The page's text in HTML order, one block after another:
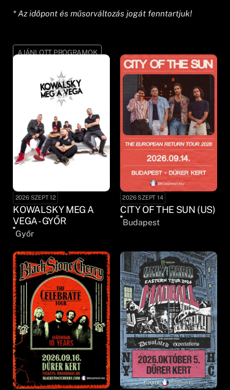
* Az időpont és műsorváltozás jogát fenntartjuk!
AJÁNLOTT PROGRAMOK
2026 SZEPT 12
KOWALSKY MEG A
VEGA - GYŐR
Győr
2026 SZEPT 14
CITY OF THE SUN (US)
Budapest